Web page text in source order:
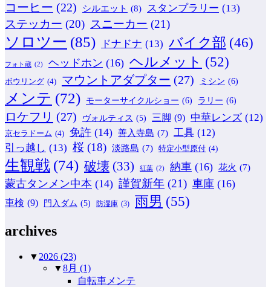
コーヒー (22) シルエット (8) スタンプラリー (13)
ステッカー (20) スニーカー (21)
ソロツー (85) ドナドナ (13) バイク部 (46)
フォト蔵 (2) ヘッドホン (16) ヘルメット (52)
ボウリング (4) マウントアダプター (27) ミシン (6)
メンテ (72) モーターサイクルショー (6) ラリー (6)
ロケフリ (27) ヴォルティス (5) 三脚 (9) 中華レンズ (12)
京セラドーム (4) 免許 (14) 善入寺島 (7) 工具 (12)
引っ越し (13) 桜 (18) 淡路島 (7) 特定小型原付 (4)
生観戦 (74) 破壊 (33) 紅葉 (2) 納車 (16) 花火 (7)
蒙古タンメン中本 (14) 謹賀新年 (21) 車庫 (16)
車検 (9) 門入ダム (5) 防湿庫 (3) 雨男 (55)
archives
▼ 2026 (23)
▼8月 (1)
自転車メンテ